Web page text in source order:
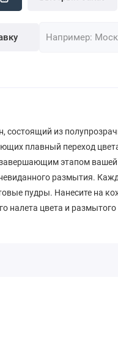
состоящий из
плавный переход
завершающим этапом
размытия.
пудры. Нанесите на
налета цвета и